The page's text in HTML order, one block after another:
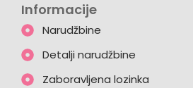
Informacije
Narudžbine
Detalji narudžbine
Zaboravljena lozinka